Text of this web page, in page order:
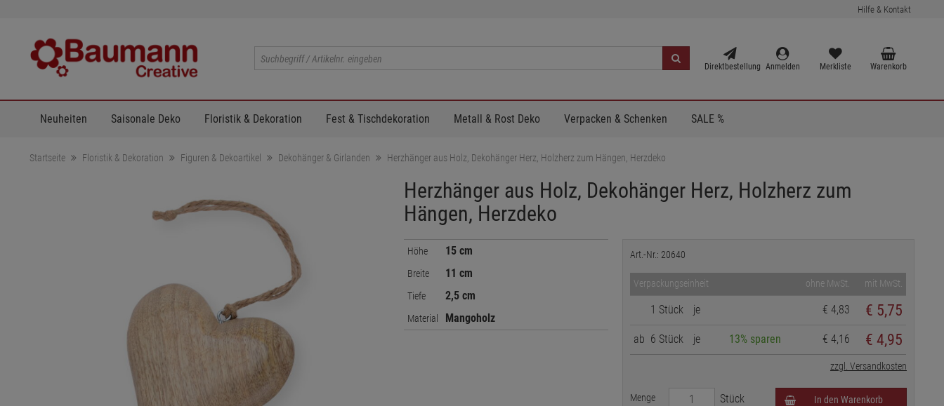
Hilfe & Kontakt
Direktbestellung Anmelden Merkliste Warenkorb
Neuheiten Saisonale Deko Floristik & Dekoration Fest & Tischdekoration Metall & Rost Deko Verpacken & Schenken SALE %
Startseite Floristik & Dekoration Figuren & Dekoartikel Dekohänger & Girlanden Herzhänger aus Holz, Dekohänger Herz, Holzherz zum Hängen, Herzdeko
Herzhänger aus Holz, Dekohänger Herz, Holzherz zum
Hängen, Herzdeko
Höhe 15 cm
Breite 11 cm
Tiefe 2,5 cm
Material Mangoholz
Art.-Nr.: 20640
Verpackungseinheit ohne MwSt. mit MwSt.
1 Stück je € 4,83 € 5,75
ab 6 Stück je 13% sparen € 4,16 € 4,95
zzgl. Versandkosten
Menge Stück In den Warenkorb